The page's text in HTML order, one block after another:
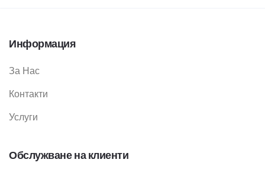
Информация
За Нас
Контакти
Услуги
Обслужване на клиенти